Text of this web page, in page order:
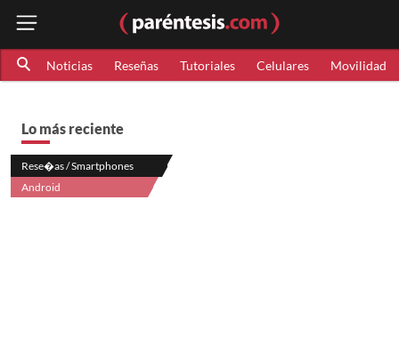
Noticias Reseñas Tutoriales Celulares Movilidad
Lo más reciente
Rese�as / Smartphones
Android